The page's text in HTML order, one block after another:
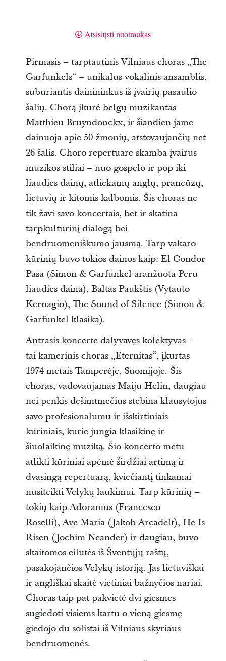
Atsisiųsti nuotraukas
Pirmasis – tarptautinis Vilniaus choras „The
Garfunkels“ – unikalus vokalinis ansamblis,
suburiantis dainininkus iš įvairių pasaulio
šalių. Chorą įkūrė belgų muzikantas
Matthieu Bruyndonckx, ir šiandien jame
dainuoja apie 50 žmonių, atstovaujančių net
26 šalis. Choro repertuare skamba įvairūs
muzikos stiliai – nuo gospelo ir pop iki
liaudies dainų, atliekamų anglų, prancūzų,
lietuvių ir kitomis kalbomis. Šis choras ne
tik žavi savo koncertais, bet ir skatina
tarpkultūrinį dialogą bei
bendruomeniškumo jausmą. Tarp vakaro
kūrinių buvo tokios dainos kaip: El Condor
Pasa (Simon & Garfunkel aranžuota Peru
liaudies daina), Baltas Paukštis (Vytauto
Kernagio), The Sound of Silence (Simon &
Garfunkel klasika).
Antrasis koncerte dalyvavęs kolektyvas –
tai kamerinis choras „Eternitas“, įkurtas
1974 metais Tamperėje, Suomijoje. Šis
choras, vadovaujamas Maiju Helin, daugiau
nei penkis dešimtmečius stebina klausytojus
savo profesionalumu ir išskirtiniais
kūriniais, kurie jungia klasikinę ir
šiuolaikinę muziką. Šio koncerto metu
atlikti kūriniai apėmė širdžiai artimą ir
dvasingą repertuarą, kviečiantį tinkamai
nusiteikti Velykų laukimui. Tarp kūrinių –
tokių kaip Adoramus (Francesco
Roselli), Ave Maria (Jakob Arcadelt), He Is
Risen (Jochim Neander) ir daugiau, buvo
skaitomos eilutės iš Šventųjų raštų,
pasakojančios Velykų istoriją. Jas lietuviškai
ir angliškai skaitė vietiniai bažnyčios nariai.
Choras taip pat pakvietė dvi giesmes
sugiedoti visiems kartu o vieną giesmę
giedojo du solistai iš Vilniaus skyriaus
bendruomenės.